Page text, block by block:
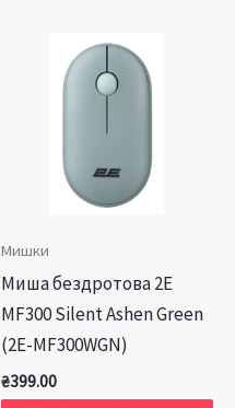
Мишки
Миша бездротова 2E
MF300 Silent Ashen Green
(2E-MF300WGN)
₴399.00